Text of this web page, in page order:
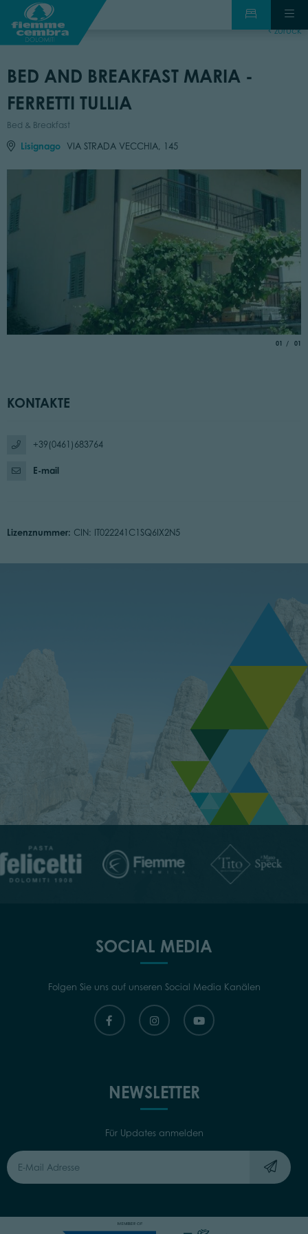
zurück
BED AND BREAKFAST MARIA -
FERRETTI TULLIA
Bed & Breakfast
Lisignago VIA STRADA VECCHIA, 145
01 von
01
KONTAKTE
+39(0461)683764
E-mail
Lizenznummer: CIN: IT022241C1SQ6IX2N5
SOCIAL MEDIA
Folgen Sie uns auf unseren Social Media Kanälen
NEWSLETTER
Für Updates anmelden